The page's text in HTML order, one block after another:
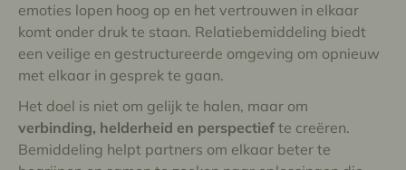
emoties lopen hoog op en het vertrouwen in elkaar
komt onder druk te staan. Relatiebemiddeling biedt
een veilige en gestructureerde omgeving om opnieuw
met elkaar in gesprek te gaan.
Het doel is niet om gelijk te halen, maar om
verbinding, helderheid en perspectief te creëren.
Bemiddeling helpt partners om elkaar beter te